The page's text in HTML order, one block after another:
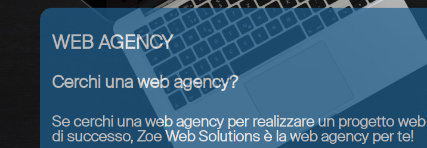
WEB AGENCY
Cerchi una web agency?
Se cerchi una web agency per realizzare un progetto web
di successo, Zoe Web Solutions è la web agency per te!